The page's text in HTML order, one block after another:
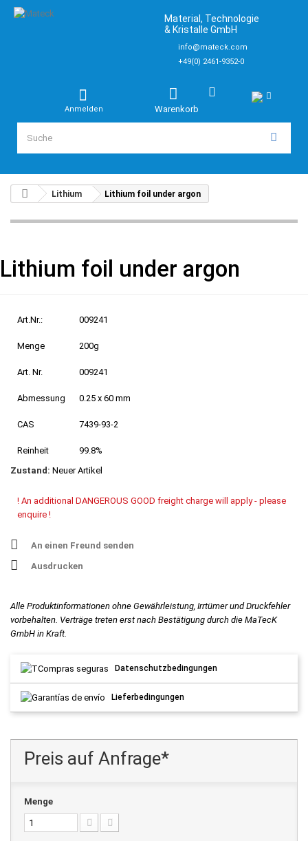
Material, Technologie
& Kristalle GmbH
info@mateck.com
+49(0) 2461-9352-0
Warenkorb
Anmelden
Lithium Lithium foil under argon
Lithium foil under argon
Art.Nr.: 009241
Menge 200g
Art. Nr. 009241
Abmessung 0.25 x 60 mm
CAS 7439-93-2
Reinheit
99.8%
Zustand: Neuer Artikel
! An additional DANGEROUS GOOD freight charge will apply - please
enquire !
An einen Freund senden
Ausdrucken
Alle Produktinformationen ohne Gewährleistung, Irrtümer und Druckfehler
vorbehalten. Verträge treten erst nach Bestätigung durch die MaTecK
GmbH in Kraft.
Datenschutzbedingungen
Lieferbedingungen
Preis auf Anfrage*
Menge